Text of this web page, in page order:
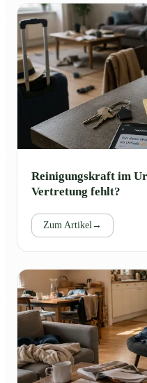
Reinigungskraft im
Vertretung fehlt?
Zum Artikel →